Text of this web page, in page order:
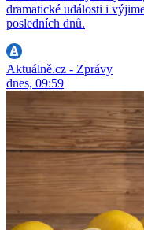
dramatické události i
posledních dnů.
Aktuálně.cz - Zprávy
dnes, 09:59